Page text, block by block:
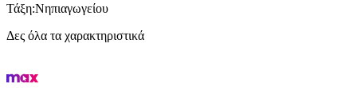
Τάξη:Νηπιαγωγείου
Δες όλα τα χαρακτηριστικά